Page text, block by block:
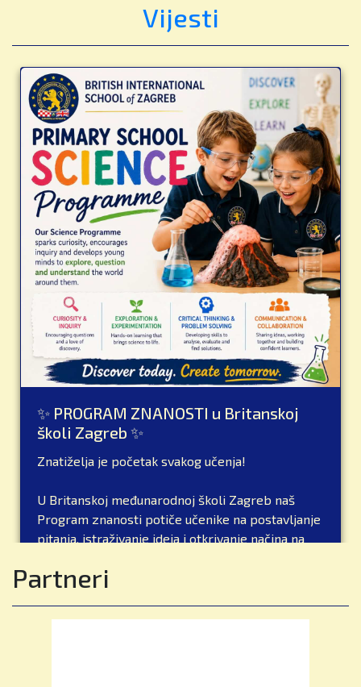
Vijesti
✨ PROGRAM ZNANOSTI u Britanskoj
školi Zagreb ✨
Znatiželja je početak svakog učenja!
U Britanskoj međunarodnoj školi Zagreb naš
Program znanosti potiče učenike na postavljanje
pitanja, istraživanje ideja i otkrivanje načina na
praktična iskustva učenja.
Partneri